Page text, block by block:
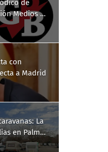
de
Medios de
con
a Madrid
La
en Palma